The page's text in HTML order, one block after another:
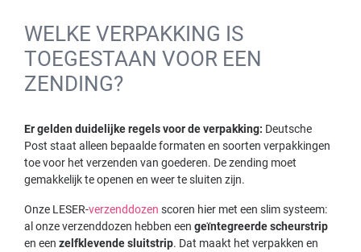
WELKE VERPAKKING IS
TOEGESTAAN VOOR EEN
ZENDING?
Er gelden duidelijke regels voor de verpakking: Deutsche
Post staat alleen bepaalde formaten en soorten verpakkingen
toe voor het verzenden van goederen. De zending moet
gemakkelijk te openen en weer te sluiten zijn.
Onze LESER-verzenddozen scoren hier met een slim systeem:
al onze verzenddozen hebben een geïntegreerde scheurstrip
en een zelfklevende sluitstrip. Dat maakt het verpakken en